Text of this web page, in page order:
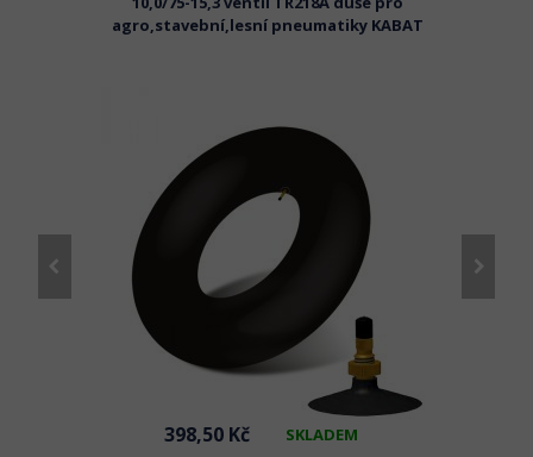
agro,stavební,lesní pneumatiky KABAT
398,50 Kč SKLADEM